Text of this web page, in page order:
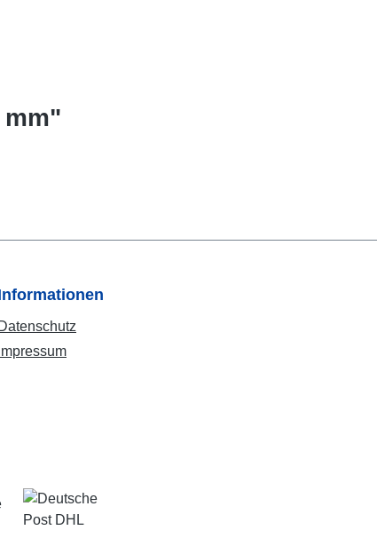
mm"
Datenschutz
Impressum